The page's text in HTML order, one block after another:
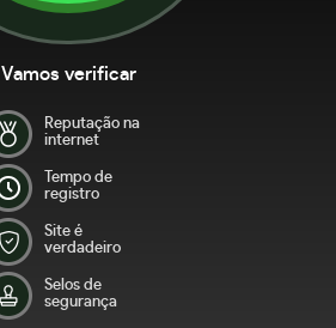
Vamos verificar
Reputação na
internet
Tempo de
registro
Site é
verdadeiro
Selos de
segurança